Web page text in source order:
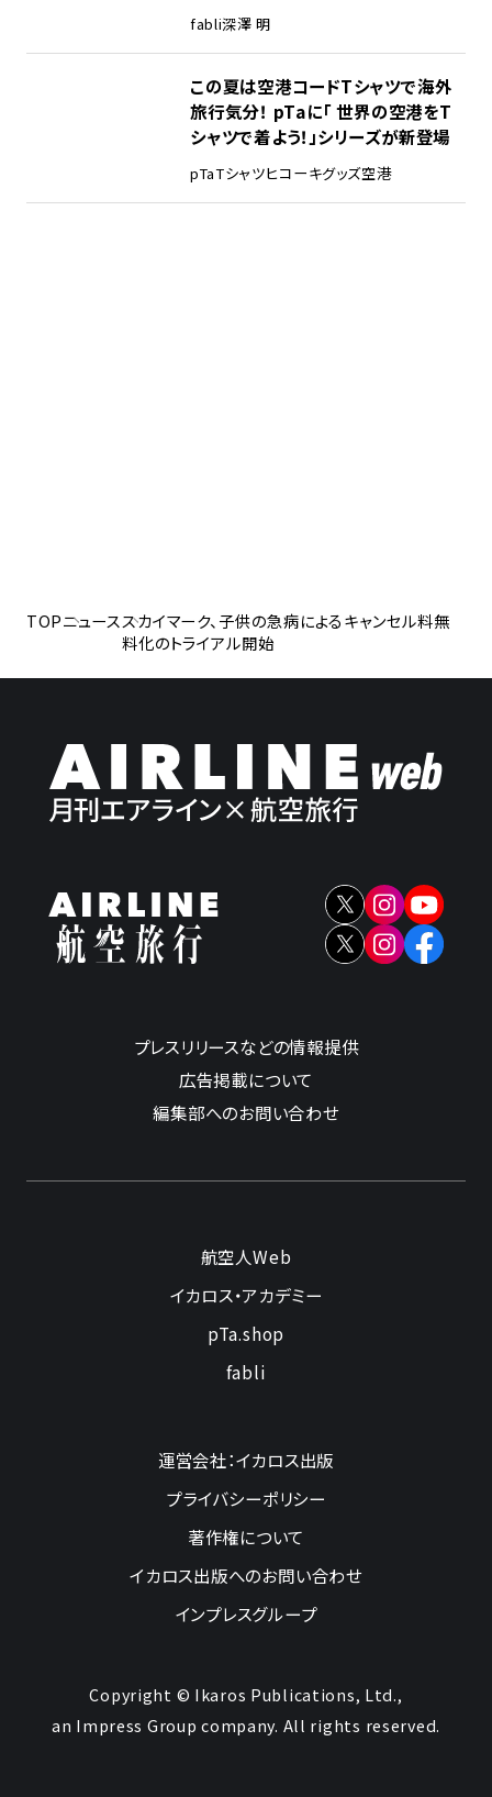
fabli深澤 明
この夏は空港コードTシャツで海外
旅行気分！ pTaに「 世界の空港をT
シャツで着よう！」シリーズが新登場
pTaTシャツヒコーキグッズ空港
TOPニューススカイマーク、子供の急病によるキャンセル料無
料化のトライアル開始
プレスリリースなどの情報提供
広告掲載について
編集部へのお問い合わせ
航空人Web
イカロス・アカデミー
pTa.shop
fabli
運営会社：イカロス出版
プライバシーポリシー
著作権について
イカロス出版へのお問い合わせ
インプレスグループ
Copyright © Ikaros Publications, Ltd.,
an Impress Group company. All rights reserved.